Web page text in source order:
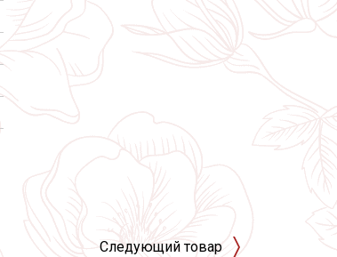
Следующий товар